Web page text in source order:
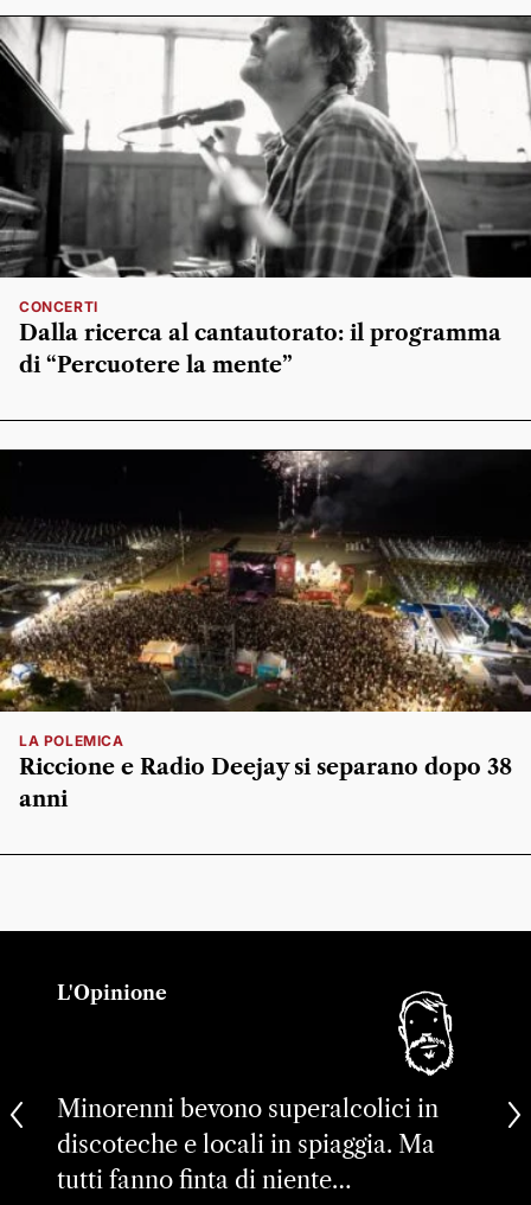
CONCERTI
Dalla ricerca al cantautorato: il programma
di “Percuotere la mente”
LA POLEMICA
Riccione e Radio Deejay si separano dopo 38
anni
L'Opinione
Minorenni bevono superalcolici in
discoteche e locali in spiaggia. Ma
tutti fanno finta di niente…